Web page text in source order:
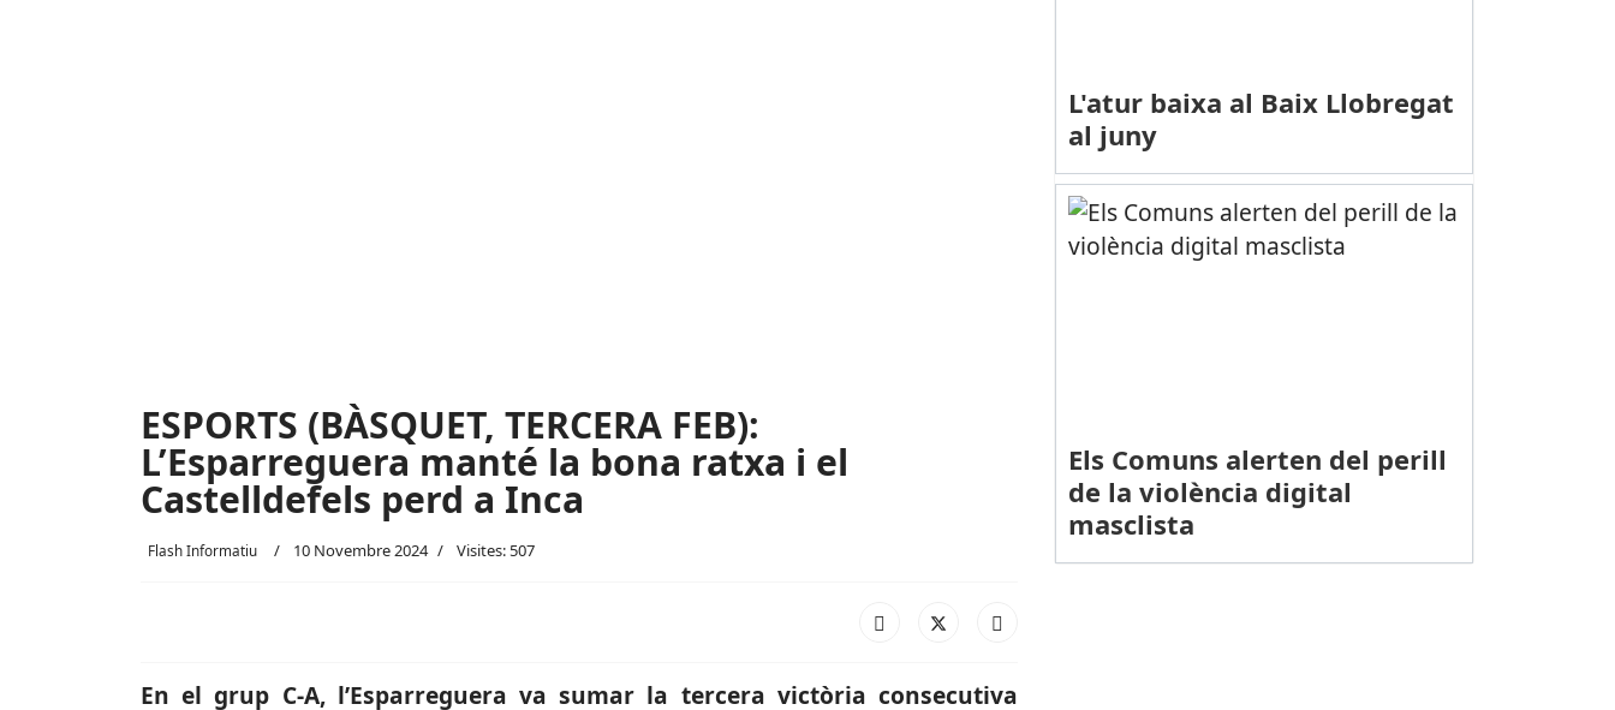
ESPORTS (BÀSQUET, TERCERA FEB):
L’Esparreguera manté la bona ratxa i el
Castelldefels perd a Inca
Flash Informatiu 10 Novembre 2024 Visites: 507
En el grup C-A, l’Esparreguera va sumar la tercera victòria consecutiva
L'atur baixa al Baix Llobregat
al juny
Els Comuns alerten del perill
de la violència digital
masclista